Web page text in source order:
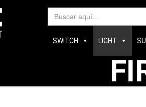
Buscar:
SWITCH LIGHT